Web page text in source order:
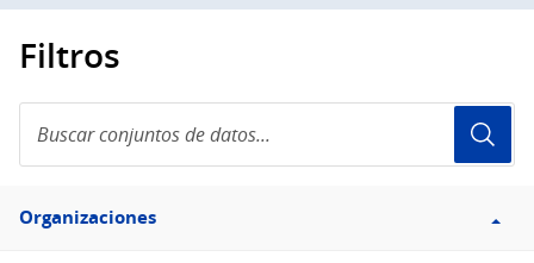
Filtros
conjuntos
de
Filtro
Organizaciones
Organizaciones